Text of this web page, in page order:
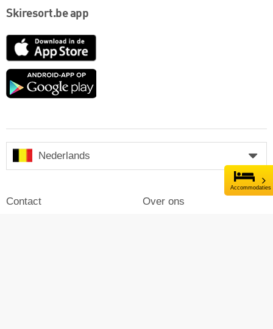
Accommodaties
Skiresort.be app
App
Google
Nederlands
Contact Over ons